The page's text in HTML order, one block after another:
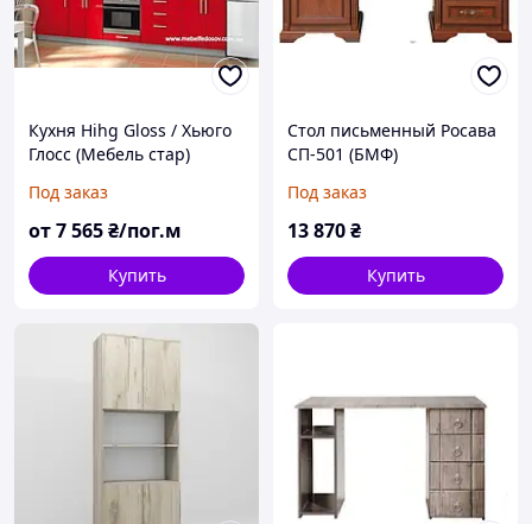
Кухня Hihg Gloss / Хьюго
Глосс (Мебель стар)
погонный
Под заказ
от7 565₴/пог.м
Купить
Стол письменный Росава
СП-501 (БМФ)
Под заказ
13 870₴
Купить